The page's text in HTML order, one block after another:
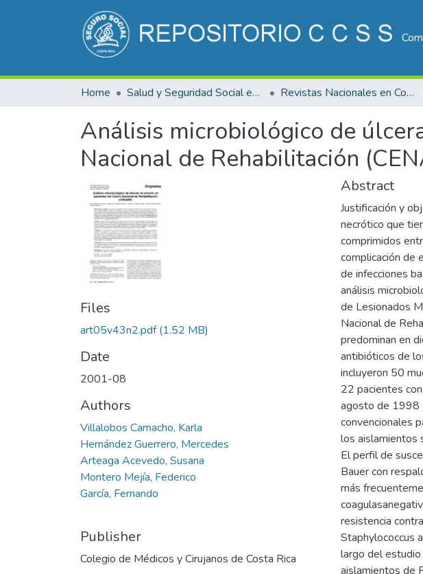
Home Salud y Seguridad Social en Costa Rica Revistas Nacionales en Costa Rica
Análisis microbiológico de
Nacional de Rehabilitación
Files
art05v43n2.pdf(1.52 MB)
Date
2001-08
Authors
Villalobos Camacho, Karla
Hernández Guerrero, Mercedes
Arteaga Acevedo, Susana
Montero Mejía, Federico
García, Fernando
Publisher
Colegio de Médicos y Cirujanos de Costa Rica
Abstract
Justificación y
necrótico que
comprimidos
complicación de
de infecciones
análisis
de Lesionados
Nacional de
predominan en
antibióticos de
incluyeron 50
22 pacientes
agosto de 1998
convencionales
los aislamientos
El perfil de
Bauer con
más
resistencia
Staphylococcus
largo del
aislamientos de